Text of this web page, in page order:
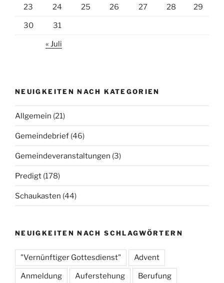
23 24 25 26 27 28 29
30 31
« Juli
NEUIGKEITEN NACH KATEGORIEN
Allgemein (21)
Gemeindebrief (46)
Gemeindeveranstaltungen (3)
Predigt (178)
Schaukasten (44)
NEUIGKEITEN NACH SCHLAGWÖRTERN
"Vernünftiger Gottesdienst" Advent
Anmeldung Auferstehung Berufung